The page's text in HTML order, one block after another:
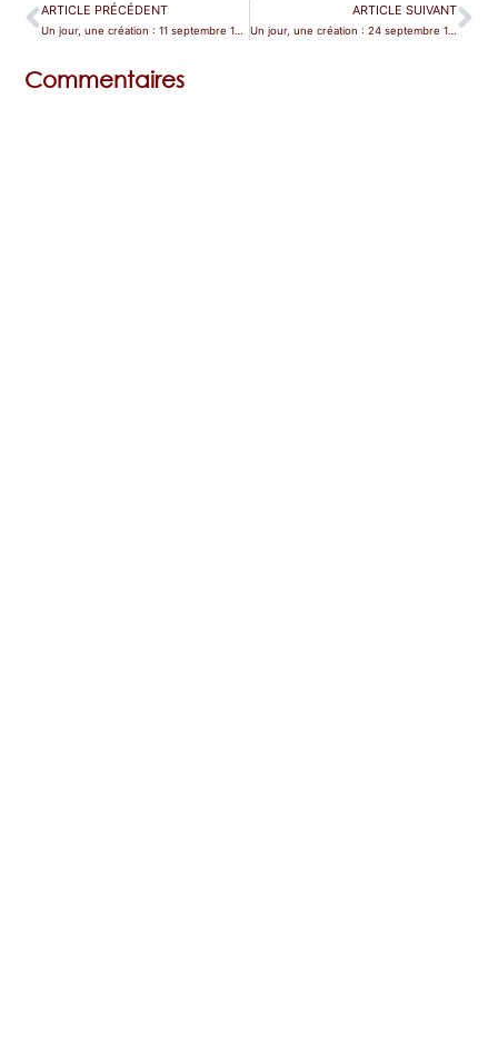
ARTICLE PRÉCÉDENT ARTICLE SUIVANT
Un jour, une création : 24 septembre 1819, une jolie dame de 200 ans
Commentaires